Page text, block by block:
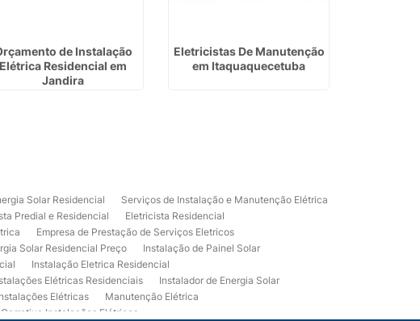
de Instalação
Elétrica Residencial em
Jandira
Eletricistas De Manutenção
em Itaquaquecetuba
Solar Residencial
Serviços de Instalação e Manutenção Elétrica
Predial e Residencial
Eletricista Residencial
Empresa de Prestação de Serviços Eletricos
Solar Residencial Preço
Instalação de Painel Solar
Instalação Eletrica Residencial
Elétricas Residenciais
Instalador de Energia Solar
Elétricas
Manutenção Elétrica
Instalações Elétricas